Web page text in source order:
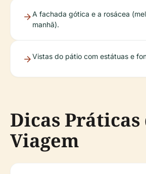
A fachada gótica e a rosácea
manhã).
Vistas do pátio com estátuas e
Dicas Práticas
Viagem